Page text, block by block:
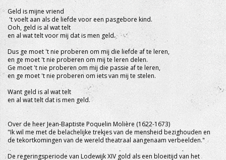
Geld is mijne vriend
't voelt aan als de liefde voor een pasgebore kind.
Ooh, geld is al wat telt
en al wat telt voor mij dat is men geld.
Dus ge moet 't nie proberen om mij die liefde af te leren,
en ge moet 't nie proberen om mij te leren delen.
Ge moet 't nie proberen om mij die passie af te leren,
en ge moet 't nie proberen om iets van mij te stelen.
Want geld is al wat telt
en al wat telt dat is men geld.
Over de heer Jean-Baptiste Poquelin Molière (1622-1673)
"Ik wil me met de belachelijke trekjes van de mensheid bezighouden en
de tekortkomingen van de wereld theatraal aangenaam verbeelden."
De regeringsperiode van Lodewijk XIV gold als een bloeitijd van het